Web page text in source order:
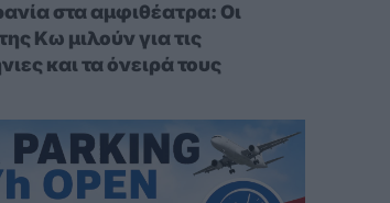
στα αμφιθέατρα: Οι
Κω μιλούν για τις
και τα όνειρά τους